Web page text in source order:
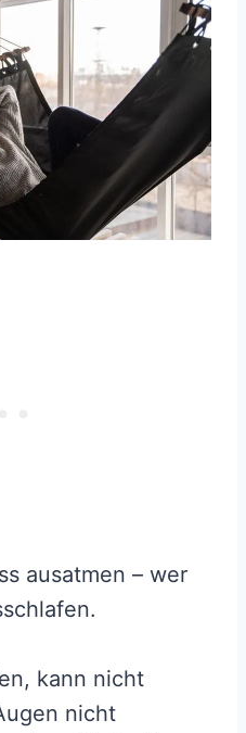
ausatmen – wer
kann nicht
nicht